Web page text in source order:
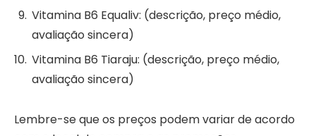
Vitamina B6 Equaliv: (descrição, preço médio,
avaliação sincera)
Vitamina B6 Tiaraju: (descrição, preço médio,
avaliação sincera)
Lembre-se que os preços podem variar de acordo